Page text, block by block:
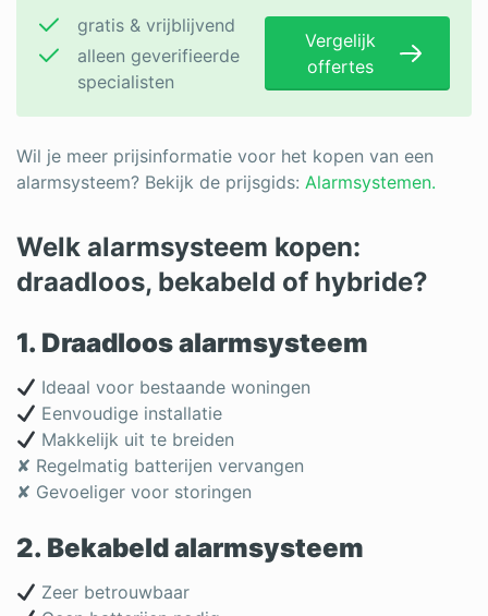
gratis & vrijblijvend
alleen geverifieerde
specialisten
Vergelijk
offertes
Wil je meer prijsinformatie voor het kopen van een
alarmsysteem? Bekijk de prijsgids: Alarmsystemen.
Welk alarmsysteem kopen:
draadloos, bekabeld of hybride?
1. Draadloos alarmsysteem
Ideaal voor bestaande woningen
Eenvoudige installatie
Makkelijk uit te breiden
✘ Regelmatig batterijen vervangen
✘ Gevoeliger voor storingen
2. Bekabeld alarmsysteem
Zeer betrouwbaar